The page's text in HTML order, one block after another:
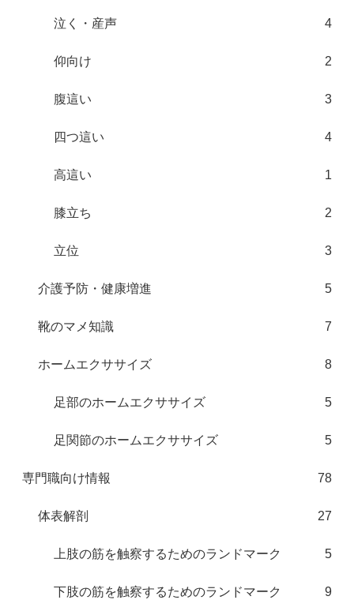
泣く・産声 4
仰向け 2
腹這い 3
四つ這い 4
高這い 1
膝立ち 2
立位 3
介護予防・健康増進 5
靴のマメ知識 7
ホームエクササイズ 8
足部のホームエクササイズ 5
足関節のホームエクササイズ 5
専門職向け情報 78
体表解剖 27
上肢の筋を触察するためのランドマーク 5
下肢の筋を触察するためのランドマーク 9